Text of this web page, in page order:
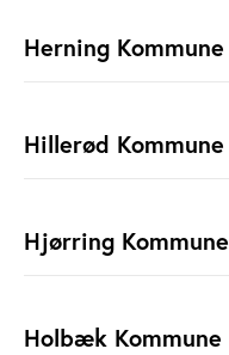
Herning Kommune
Hillerød Kommune
Hjørring Kommune
Holbæk Kommune